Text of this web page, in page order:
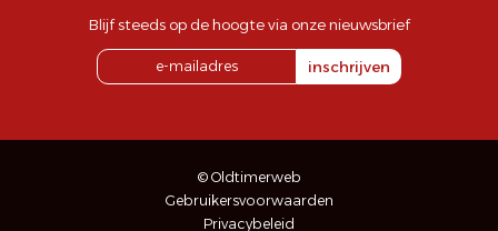
Blijf steeds op de hoogte via onze nieuwsbrief
inschrijven
© Oldtimerweb
Gebruikersvoorwaarden
Privacybeleid